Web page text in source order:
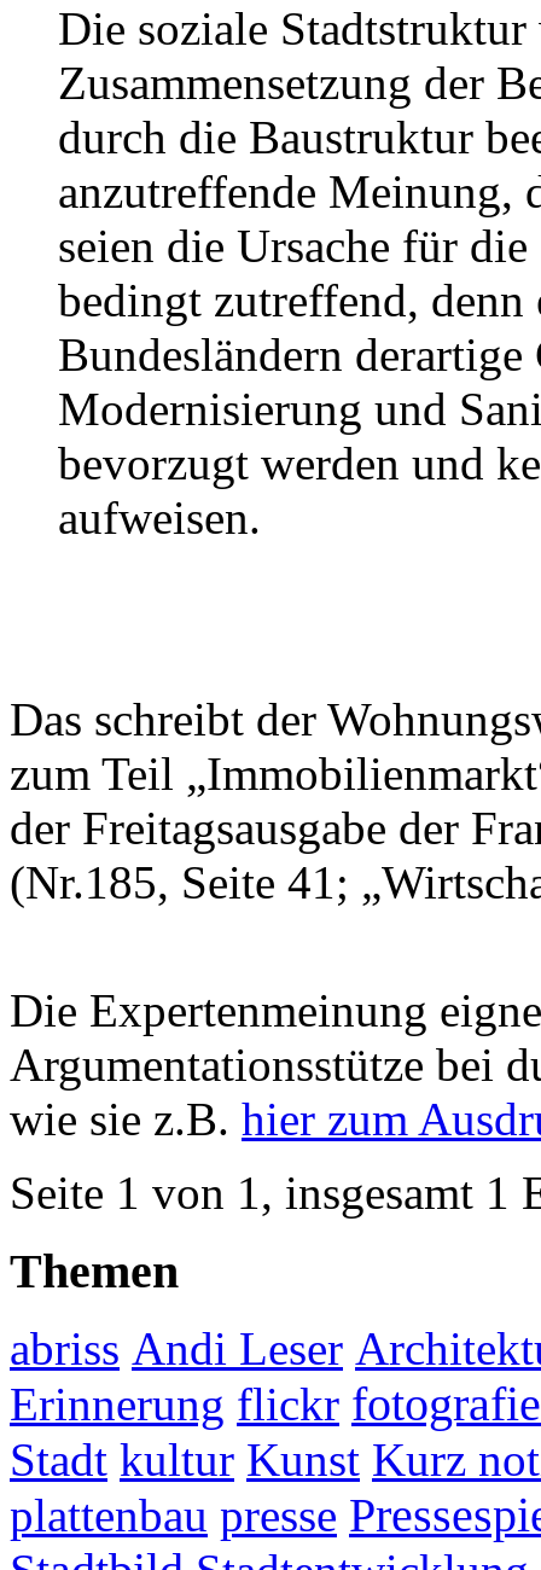
Die soziale
Zusammensetzung der
durch die Baustruktur
anzutreffende Meinung,
seien die Ursache für
bedingt zutreffend, denn
Bundesländern
Modernisierung und
bevorzugt werden und
aufweisen.
Das schreibt der
zum Teil
der Freitagsausgabe der
(Nr.185, Seite 41;
Die Expertenmeinung
Argumentationsstütze bei
wie sie z.B. hier zum
Seite 1 von 1, insgesamt 1
Themen
abriss Andi Leser
Erinnerung flickr fotografie
Stadt kultur Kunst Kurz
plattenbau presse